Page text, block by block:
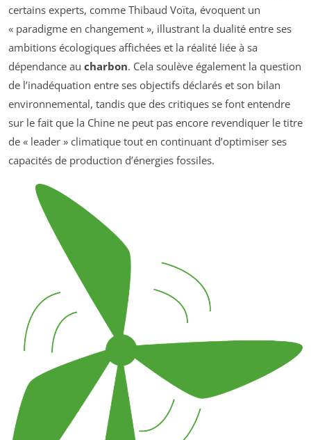
certains experts, comme Thibaud Voïta, évoquent un
« paradigme en changement », illustrant la dualité entre ses
ambitions écologiques affichées et la réalité liée à sa
dépendance au charbon. Cela soulève également la question
de l’inadéquation entre ses objectifs déclarés et son bilan
environnemental, tandis que des critiques se font entendre
sur le fait que la Chine ne peut pas encore revendiquer le titre
de « leader » climatique tout en continuant d’optimiser ses
capacités de production d’énergies fossiles.